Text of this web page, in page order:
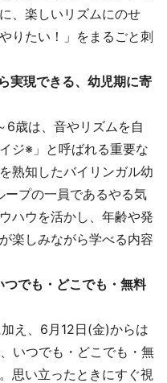
、楽しいリズムにのせ
りたい！」をまるごと刺
実現できる、幼児期に寄
6歳は、音やリズムを自
ジ※」と呼ばれる重要な
熟知したバイリンガル幼
ープの一員であるやる気
ハウを活かし、年齢や発
楽しみながら学べる内容
でも・どこでも・無料
え、6月12日(金)からは
いつでも・どこでも・無
思い立ったときにすぐ視